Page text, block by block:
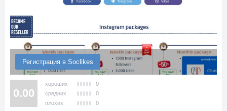
Регистрация в Soclikes
0.00
хороших
0
средних
0
плохих
0